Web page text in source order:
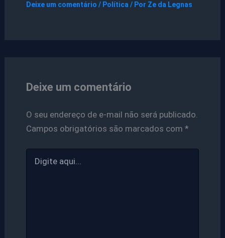
Deixe um comentário / Política/ Por Ze da Legnas
Deixe um comentário
O seu endereço de e-mail não será publicado.
Campos obrigatórios são marcados com *
aqui...